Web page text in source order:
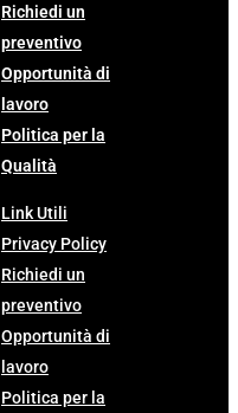
Richiedi un
preventivo
Opportunità di
lavoro
Politica per la
Qualità
Link Utili
Privacy Policy
Richiedi un
preventivo
Opportunità di
lavoro
Politica per la